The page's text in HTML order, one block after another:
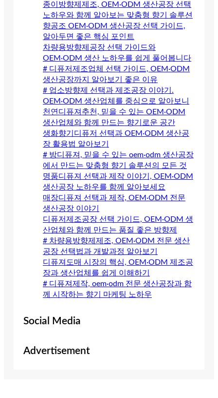
종이방향제제조, OEM·ODM 생산공장 선택
노하우와 함께 알아보는 맞춤형 향기 솔루션
향공조 OEM·ODM 생산공장 선택 가이드,
알아두면 좋은 핵심 포인트
차량용방향제공장 선택 가이드와
OEM·ODM 생산 노하우를 쉽게 풀어봅니다
# 디퓨저제조업체 선택 가이드, OEM·ODM
생산공장까지 알아보기 좋은 이유
# 업소방향제 선택과 제조공장 이야기.
OEM·ODM 생산업체를 중심으로 알아보니
천연디퓨져추천, 믿을 수 있는 OEM·ODM
생산업체와 함께 만드는 향기로운 공간
생화향기디퓨저 선택과 OEM·ODM 생산공
장 활용법 알아보기
# 방디퓨져, 믿을 수 있는 oem·odm 생산공장
에서 만드는 맞춤형 향기 솔루션의 모든 것
명품디퓨져 선택과 제작 이야기, OEM·ODM
생산공장 노하우를 함께 알아보세요
매장디퓨져 선택과 제작, OEM·ODM 전문
생산공장 이야기
디퓨저제조공장 선택 가이드, OEM·ODM 생
산업체와 함께 만드는 품질 좋은 방향제
# 차량용방향제제조, OEM·ODM 전문 생산
공장 선택법과 개발과정 알아보기
디퓨져도매 시장의 핵심, OEM·ODM 제조공
장과 생산업체를 쉽게 이해하기
# 디퓨져제작, oem·odm 전문 생산공장과 함
께 시작하는 향기 마케팅 노하우
Social Media
Advertisement